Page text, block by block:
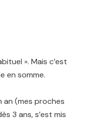
». Mais c’est
en somme.
an (mes proches
3 ans, s’est mis